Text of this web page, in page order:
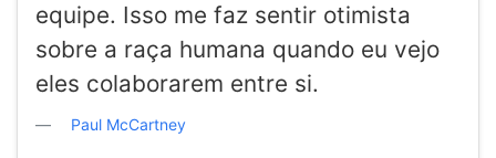
equipe. Isso me faz sentir otimista
sobre a raça humana quando eu vejo
eles colaborarem entre si.
Paul McCartney